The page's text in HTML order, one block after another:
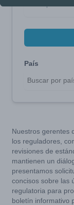
País
Buscar por
Nuestros gerentes
los reguladores,
revisiones de
mantienen un
presentamos
concisos sobre las
regulatoria para
boletín informativo